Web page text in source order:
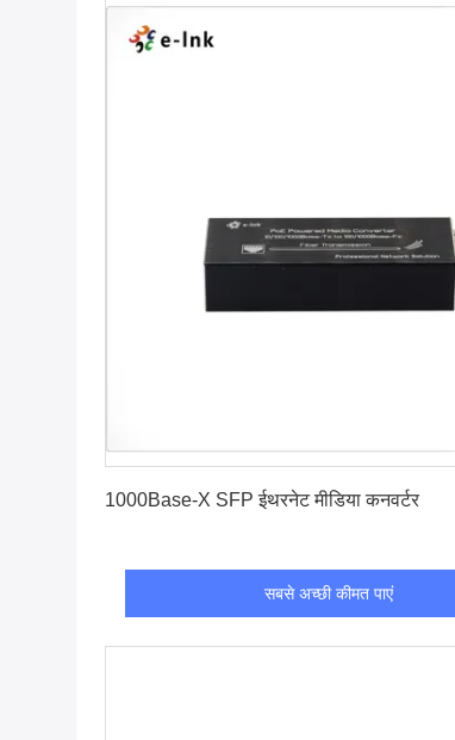
1000Base-X SFP ईथरनेट मीडिया कनवर्टर
सबसे अच्छी कीमत पाएं